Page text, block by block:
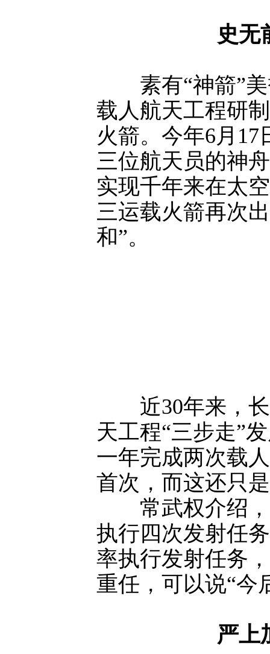
史无
素有“神箭”美
载人航天工程研
火箭。今年6月
三位航天员的神
实现千年来在太
三运载火箭再次
和”。
近30年来，长
天工程“三步走”
一年完成两次载
首次，而这还只
常武权介绍，
执行四次发射任
率执行发射任务
重任，可以说“今
严上